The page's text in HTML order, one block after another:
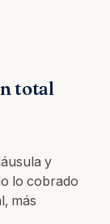
total
y
lo cobrado
más